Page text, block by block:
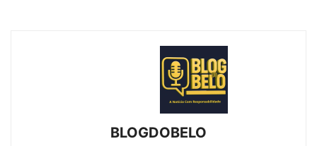
BLOGDOBELO